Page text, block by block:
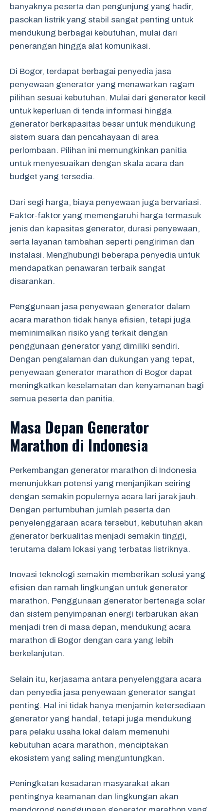
banyaknya peserta dan pengunjung yang hadir,
pasokan listrik yang stabil sangat penting untuk
mendukung berbagai kebutuhan, mulai dari
penerangan hingga alat komunikasi.
Di Bogor, terdapat berbagai penyedia jasa
penyewaan generator yang menawarkan ragam
pilihan sesuai kebutuhan. Mulai dari generator kecil
untuk keperluan di tenda informasi hingga
generator berkapasitas besar untuk mendukung
sistem suara dan pencahayaan di area
perlombaan. Pilihan ini memungkinkan panitia
untuk menyesuaikan dengan skala acara dan
budget yang tersedia.
Dari segi harga, biaya penyewaan juga bervariasi.
Faktor-faktor yang memengaruhi harga termasuk
jenis dan kapasitas generator, durasi penyewaan,
serta layanan tambahan seperti pengiriman dan
instalasi. Menghubungi beberapa penyedia untuk
mendapatkan penawaran terbaik sangat
disarankan.
Penggunaan jasa penyewaan generator dalam
acara marathon tidak hanya efisien, tetapi juga
meminimalkan risiko yang terkait dengan
penggunaan generator yang dimiliki sendiri.
Dengan pengalaman dan dukungan yang tepat,
penyewaan generator marathon di Bogor dapat
meningkatkan keselamatan dan kenyamanan bagi
semua peserta dan panitia.
Masa Depan Generator
Marathon di Indonesia
Perkembangan generator marathon di Indonesia
menunjukkan potensi yang menjanjikan seiring
dengan semakin populernya acara lari jarak jauh.
Dengan pertumbuhan jumlah peserta dan
penyelenggaraan acara tersebut, kebutuhan akan
generator berkualitas menjadi semakin tinggi,
terutama dalam lokasi yang terbatas listriknya.
Inovasi teknologi semakin memberikan solusi yang
efisien dan ramah lingkungan untuk generator
marathon. Penggunaan generator bertenaga solar
dan sistem penyimpanan energi terbarukan akan
menjadi tren di masa depan, mendukung acara
marathon di Bogor dengan cara yang lebih
berkelanjutan.
Selain itu, kerjasama antara penyelenggara acara
dan penyedia jasa penyewaan generator sangat
penting. Hal ini tidak hanya menjamin ketersediaan
generator yang handal, tetapi juga mendukung
para pelaku usaha lokal dalam memenuhi
kebutuhan acara marathon, menciptakan
ekosistem yang saling menguntungkan.
Peningkatan kesadaran masyarakat akan
pentingnya keamanan dan lingkungan akan